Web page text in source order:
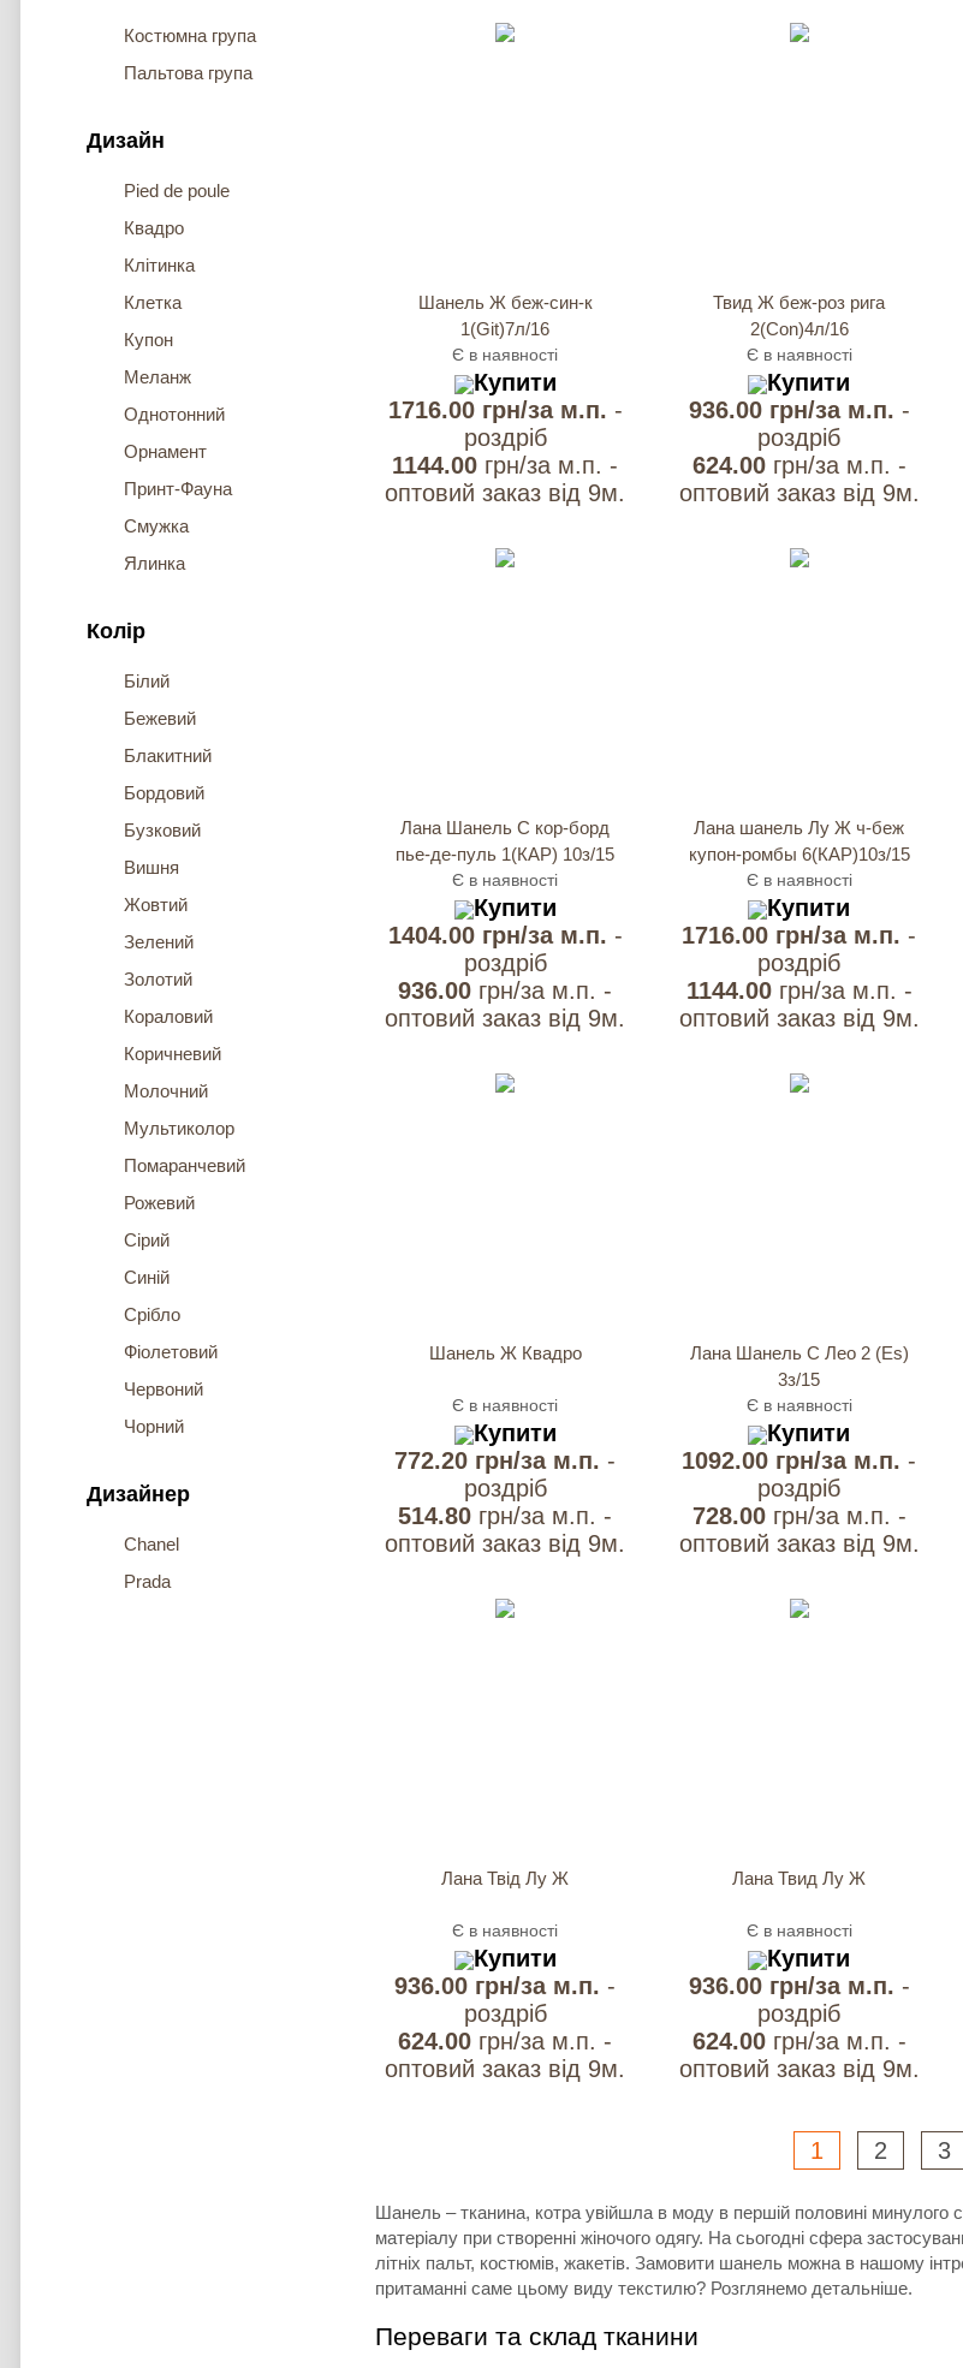
Костюмна група
Пальтова група
Дизайн
Pied de poule
Квадро
Клітинка
Клетка
Купон
Меланж
Однотонний
Орнамент
Принт-Фауна
Смужка
Ялинка
Колір
Білий
Бежевий
Блакитний
Бордовий
Бузковий
Вишня
Жовтий
Зелений
Золотий
Кораловий
Коричневий
Молочний
Мультиколор
Помаранчевий
Рожевий
Сірий
Синій
Срібло
Фіолетовий
Червоний
Чорний
Дизайнер
Chanel
Prada
Шанель Ж беж-син-к
1(Git)7л/16
Є в наявності
Купити
1716.00 грн/за м.п. -
роздрiб
1144.00 грн/за м.п. -
оптовий заказ вiд 9м.
Твид Ж беж-роз рига
2(Con)4л/16
Є в наявності
Купити
936.00 грн/за м.п. -
роздрiб
624.00 грн/за м.п. -
оптовий заказ вiд 9м.
Лана Шанель С кор-борд
пье-де-пуль 1(КАР) 10з/15
Є в наявності
Купити
1404.00 грн/за м.п. -
роздрiб
936.00 грн/за м.п. -
оптовий заказ вiд 9м.
Лана шанель Лу Ж ч-беж
купон-ромбы 6(КАР)10з/15
Є в наявності
Купити
1716.00 грн/за м.п. -
роздрiб
1144.00 грн/за м.п. -
оптовий заказ вiд 9м.
Шанель Ж Квадро
Є в наявності
Купити
772.20 грн/за м.п. -
роздрiб
514.80 грн/за м.п. -
оптовий заказ вiд 9м.
Лана Шанель С Лео 2 (Es)
3з/15
Є в наявності
Купити
1092.00 грн/за м.п. -
роздрiб
728.00 грн/за м.п. -
оптовий заказ вiд 9м.
Лана Твід Лу Ж
Є в наявності
Купити
936.00 грн/за м.п. -
роздрiб
624.00 грн/за м.п. -
оптовий заказ вiд 9м.
Лана Твид Лу Ж
Є в наявності
Купити
936.00 грн/за м.п. -
роздрiб
624.00 грн/за м.п. -
оптовий заказ вiд 9м.
1 2 3
Шанель – тканина, котра увійшла в моду в першій половині минулого
матеріалу при створенні жіночого одягу. На сьогодні сфера
літніх пальт, костюмів, жакетів. Замовити шанель можна в нашому
притаманні саме цьому виду текстилю? Розглянемо детальніше.
Переваги та склад тканини